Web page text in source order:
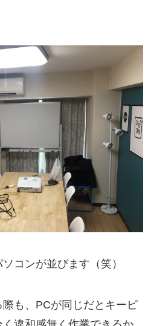
コンが並びます（笑）
も、PCが同じだとキーピ